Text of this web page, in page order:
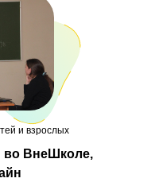
во ВнеШколе,
и взрослых